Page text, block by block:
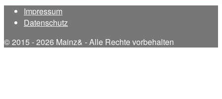
Impressum
Datenschutz
© 2015 - 2026 Mainz& - Alle Rechte vorbehalten